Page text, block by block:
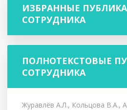
ИЗБРАННЫЕ
СОТРУДНИКА
ПОЛНОТЕКСТОВЫЕ
СОТРУДНИКА
Журавлёв А.Л., Кольцова В.А.,